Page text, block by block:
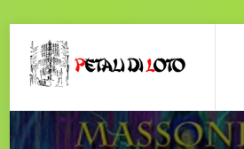
content